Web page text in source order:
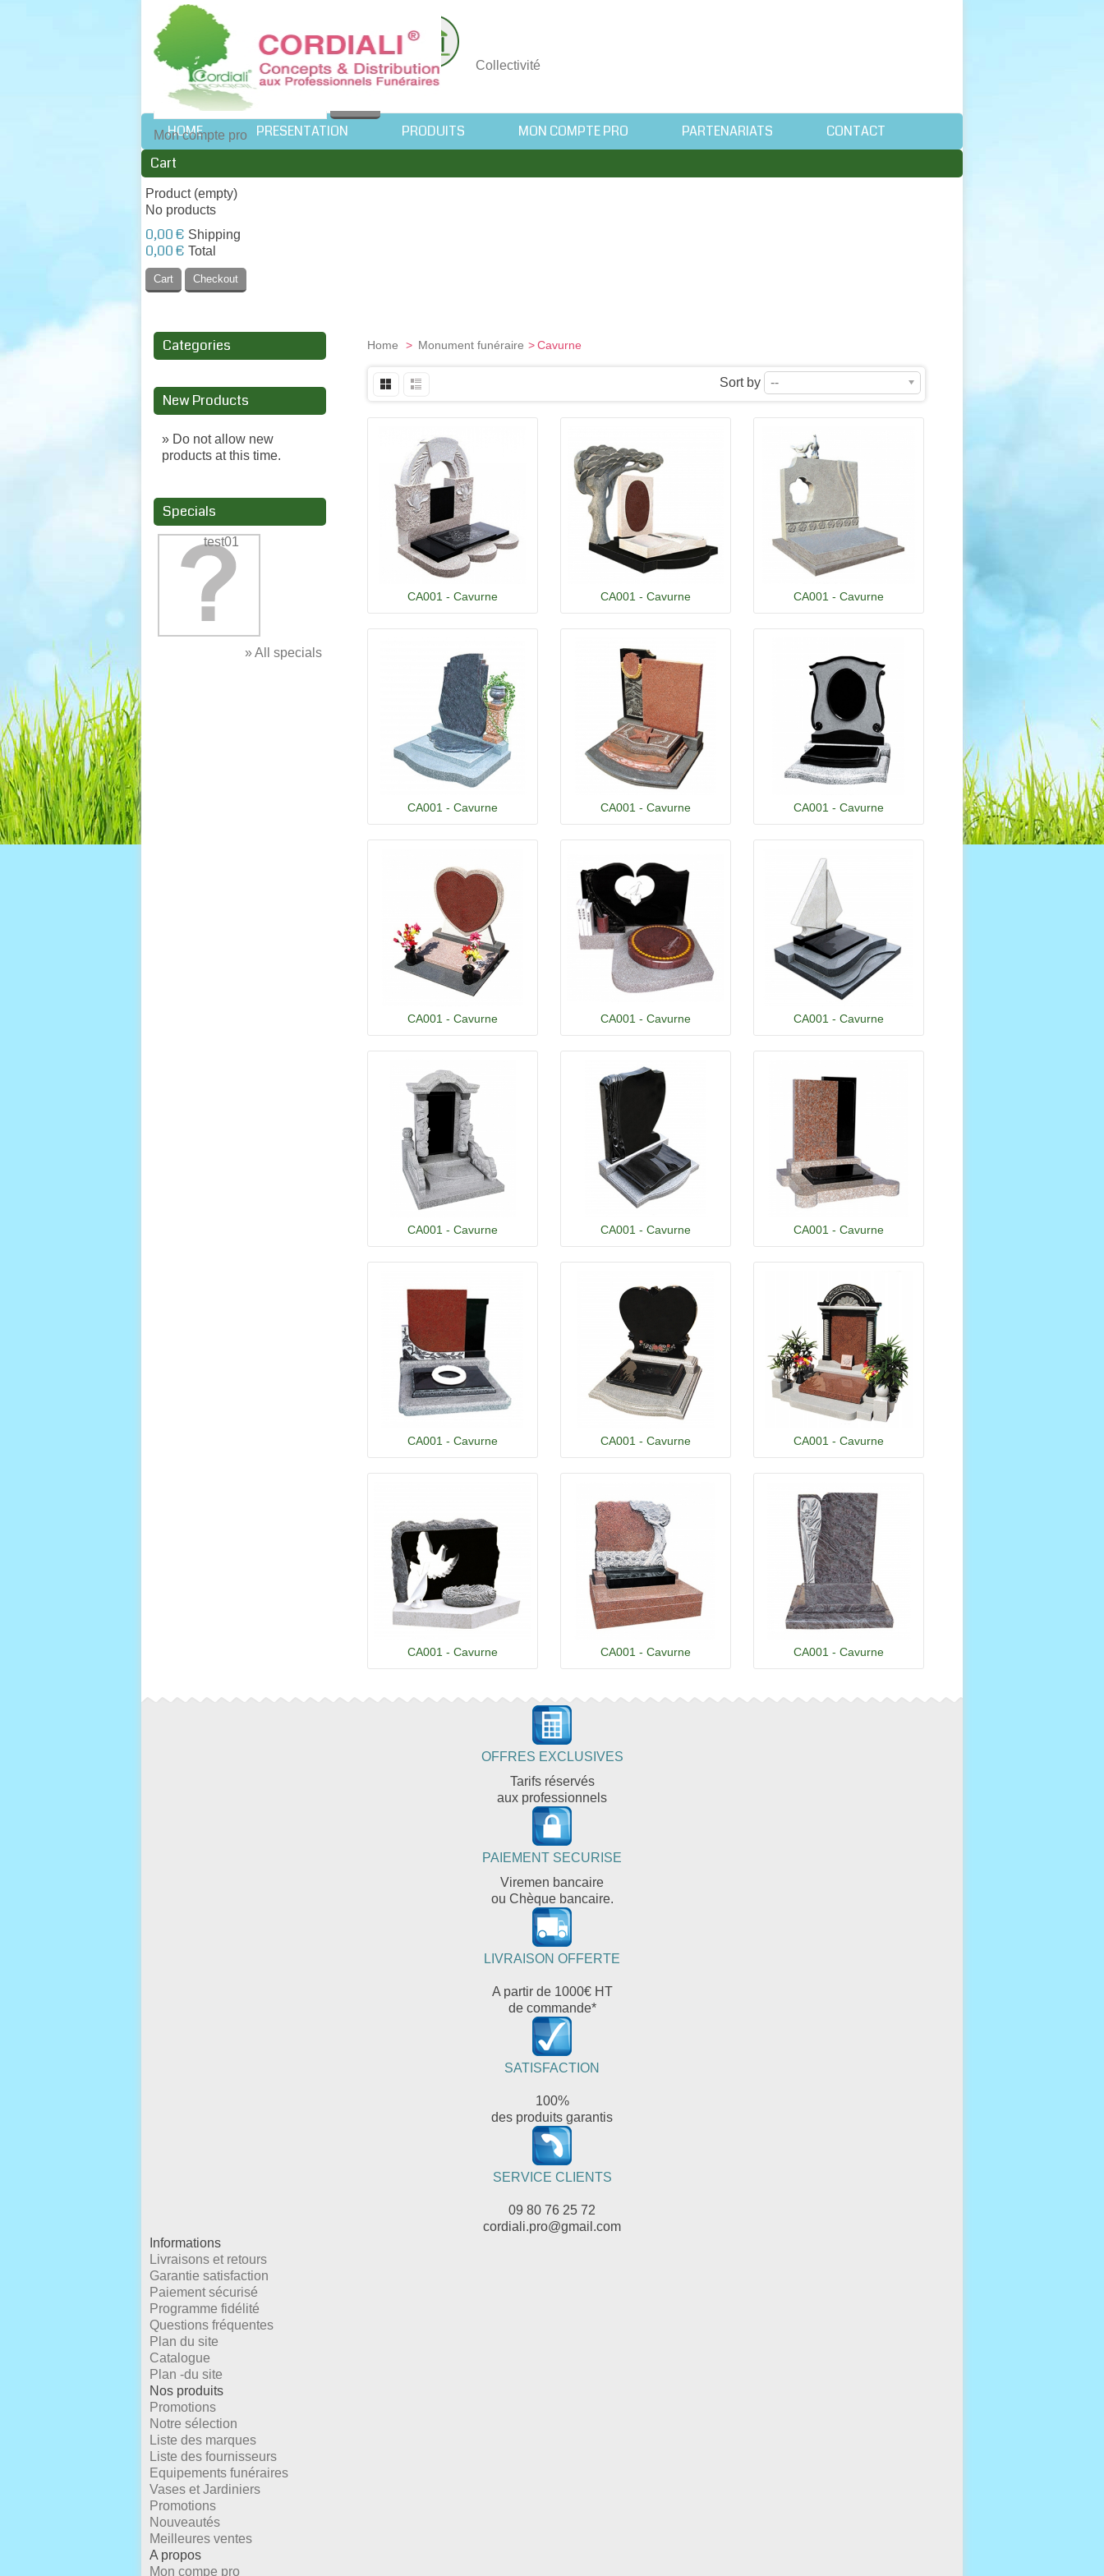
Vous êtes : Professionnel Collectivité
Mon compte pro
HOME PRESENTATION PRODUITS MON COMPTE PRO PARTENARIATS CONTACT
Cart
Product (empty)
No products
0,00 € Shipping
0,00 € Total
Cart Checkout
Home > Monument funéraire >Cavurne
Sort by --
CA001 - Cavurne CA001 - Cavurne CA001 - Cavurne
CA001 - Cavurne CA001 - Cavurne CA001 - Cavurne
CA001 - Cavurne CA001 - Cavurne CA001 - Cavurne
CA001 - Cavurne CA001 - Cavurne CA001 - Cavurne
CA001 - Cavurne CA001 - Cavurne CA001 - Cavurne
CA001 - Cavurne CA001 - Cavurne CA001 - Cavurne
Categories
New Products
» Do not allow new
products at this time.
Specials
test01
» All specials
OFFRES EXCLUSIVES
Tarifs réservés
aux professionnels
PAIEMENT SECURISE
Viremen bancaire
ou Chèque bancaire.
LIVRAISON OFFERTE
A partir de 1000€ HT
de commande*
SATISFACTION
100%
des produits garantis
SERVICE CLIENTS
09 80 76 25 72
cordiali.pro@gmail.com
Informations
Livraisons et retours
Garantie satisfaction
Paiement sécurisé
Programme fidélité
Questions fréquentes
Plan du site
Catalogue
Plan -du site
Nos produits
Promotions
Notre sélection
Liste des marques
Liste des fournisseurs
Equipements funéraires
Vases et Jardiniers
Promotions
Nouveautés
Meilleures ventes
A propos
Mon compe pro